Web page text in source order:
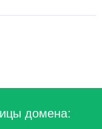
домена: